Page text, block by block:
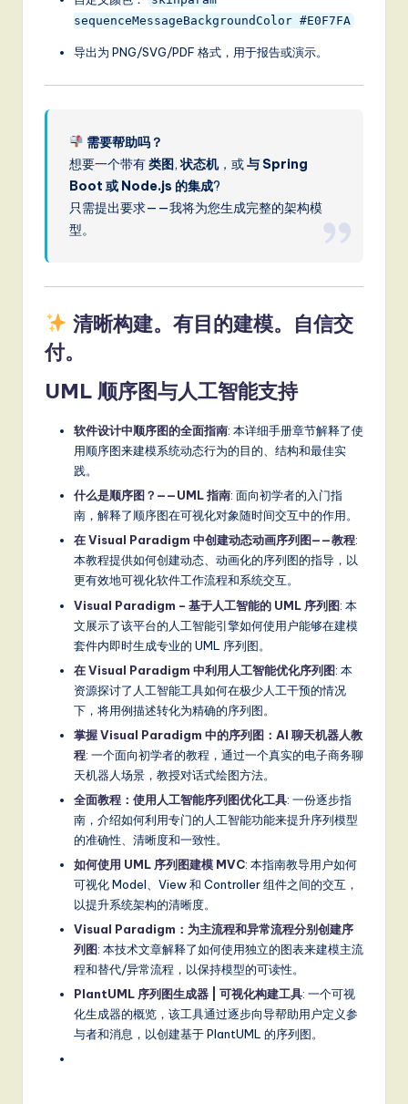
sequenceMessageBackgroundColor #E0F7FA
导出为 PNG/SVG/PDF 格式，用于报告或演示。
需要帮助吗？
想要一个带有类图,状态机，或与 Spring
Boot 或 Node.js 的集成?
只需提出要求——我将为您生成完整的架构模
型。
清晰构建。有目的建模。自信交
付。
UML 顺序图与人工智能支持
软件设计中顺序图的全面指南: 本详细手册章节解释了使
用顺序图来建模系统动态行为的目的、结构和最佳实
践。
什么是顺序图？——UML 指南: 面向初学者的入门指
南，解释了顺序图在可视化对象随时间交互中的作用。
在 Visual Paradigm 中创建动态动画序列图——教程:
本教程提供如何创建动态、动画化的序列图的指导，以
更有效地可视化软件工作流程和系统交互。
Visual Paradigm – 基于人工智能的 UML 序列图: 本
文展示了该平台的人工智能引擎如何使用户能够在建模
套件内即时生成专业的 UML 序列图。
在 Visual Paradigm 中利用人工智能优化序列图: 本
资源探讨了人工智能工具如何在极少人工干预的情况
下，将用例描述转化为精确的序列图。
掌握 Visual Paradigm 中的序列图：AI 聊天机器人教
程: 一个面向初学者的教程，通过一个真实的电子商务聊
天机器人场景，教授对话式绘图方法。
全面教程：使用人工智能序列图优化工具: 一份逐步指
南，介绍如何利用专门的人工智能功能来提升序列模型
的准确性、清晰度和一致性。
如何使用 UML 序列图建模 MVC: 本指南教导用户如何
可视化 Model、View 和 Controller 组件之间的交互，
以提升系统架构的清晰度。
Visual Paradigm：为主流程和异常流程分别创建序
列图: 本技术文章解释了如何使用独立的图表来建模主流
程和替代/异常流程，以保持模型的可读性。
PlantUML 序列图生成器 | 可视化构建工具: 一个可视
化生成器的概览，该工具通过逐步向导帮助用户定义参
与者和消息，以创建基于 PlantUML 的序列图。